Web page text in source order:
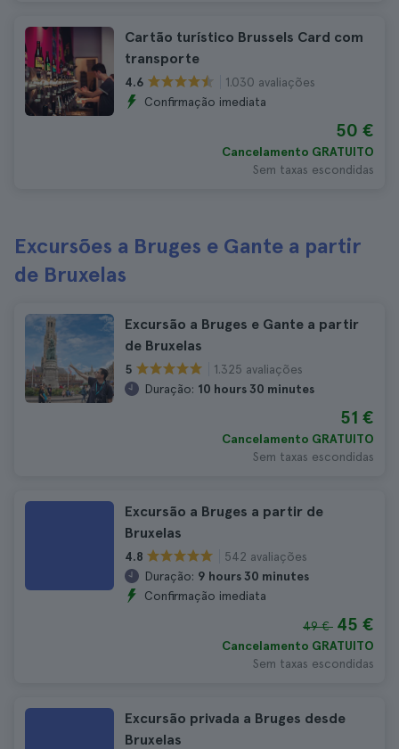
Cartão turístico Brussels Card com
transporte
4.6
1.030 avaliações
Confirmação imediata
50 €
Cancelamento GRATUITO
Sem taxas escondidas
Excursões a Bruges e Gante a partir
de Bruxelas
Excursão a Bruges e Gante a partir
de Bruxelas
5
1.325 avaliações
Duração: 10 hours 30 minutes
51 €
Cancelamento GRATUITO
Sem taxas escondidas
Excursão a Bruges a partir de
Bruxelas
4.8
542 avaliações
Duração: 9 hours 30 minutes
Confirmação imediata
49 € 45 €
Cancelamento GRATUITO
Sem taxas escondidas
Excursão privada a Bruges desde
Bruxelas